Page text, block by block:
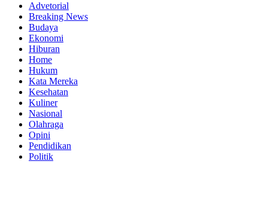
Advetorial
Breaking News
Budaya
Ekonomi
Hiburan
Home
Hukum
Kata Mereka
Kesehatan
Kuliner
Nasional
Olahraga
Opini
Pendidikan
Politik